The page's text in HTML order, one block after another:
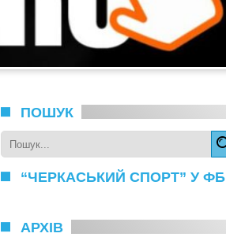
ПОШУК
“ЧЕРКАСЬКИЙ СПОРТ” У ФБ
АРХІВ